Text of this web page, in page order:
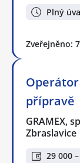
Plný
Zveřejněno:
přípravě
GRAMEX,
Zbraslavice
29 000